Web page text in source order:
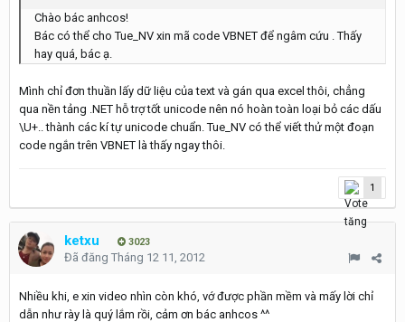
Chào bác anhcos!
Bác có thể cho Tue_NV xin mã code VBNET để ngâm cứu . Thấy
hay quá, bác ạ.
Mình chỉ đơn thuần lấy dữ liệu của text và gán qua excel thôi, chẳng
qua nền tảng .NET hỗ trợ tốt unicode nên nó hoàn toàn loại bỏ các dấu
\U+.. thành các kí tự unicode chuẩn. Tue_NV có thể viết thử một đoạn
code ngắn trên VBNET là thấy ngay thôi.
1
ketxu 3023
Đã đăng Tháng 12 11, 2012
Nhiều khi, e xin video nhìn còn khó, vớ được phần mềm và mấy lời chỉ
dẫn như rày là quý lắm rồi, cảm ơn bác anhcos ^^